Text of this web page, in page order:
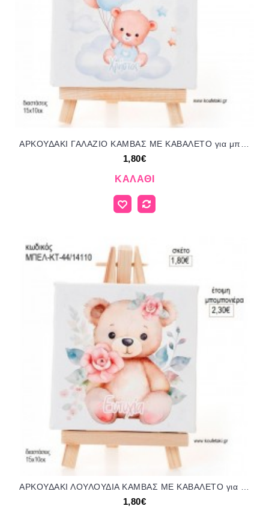
ΑΡΚΟΥΔΑΚΙ ΓΑΛΑΖΙΟ ΚΑΜΒΑΣ ΜΕ ΚΑΒΑΛΕΤΟ για μπομπονιέρες γούρι δώρο ΜΠΕΛ-ΚΤ-35/14110 1.80€!!!
1,80€
ΚΑΛΆΘΙ
ΑΡΚΟΥΔΑΚΙ ΛΟΥΛΟΥΔΙΑ ΚΑΜΒΑΣ ΜΕ ΚΑΒΑΛΕΤΟ για μπομπονιέρες γούρι δώρο ΜΠΕΛ-ΚΤ-44/14110 1.80€!!!
1,80€